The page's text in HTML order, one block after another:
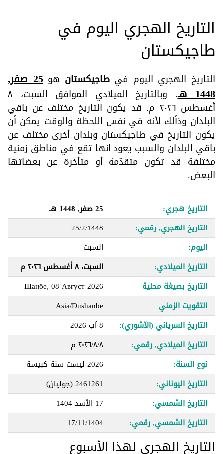
التاريخ الهجري اليوم في
طاجيكستان
التاريخ الهجري اليوم في طاجيكستان هو 25 صفر,
1448 هـ . وبالتاريخ الميلادي الموافق السبت، ٨
أغسطس ٢٠٢٦ م. قد يكون التاريخ مختلف عن باقي
البلدان وذألك لأنه في نفس اللحظة والوقت يمكن أن
يكون التاريخ في طاجيكستان وبلدان أخرى مختلف عن
باقي البلدان والسبب يعود انها تقع في مناطق زمنية
مختلفة قد تكون متقدّمة أو متأخرة عن بعضاتها
البعض.
التاريخ هجري:
25 صفر, 1448 هـ
التاريخ الهجري, رقمي:
25/2/1448
اليوم:
السبت
التاريخ الميلادي:
السبت، ٨ أغسطس ٢٠٢٦ م
التاريخ بصيغة محلية
Шанбе, 08 Август 2026
التقويت الزمني
Asia/Dushanbe
التاريخ السرياني (الآشوري):
8 آب 2026
التاريخ الميلادي, رقمي:
٨‏/٨‏/٢٠٢٦ م
نوع السنة:
2026 ليست سنة كبيسة
التاريخ اليوناني:
2461261 (جوليان)
التاريخ الشمسي:
17 الأسد 1404
التاريخ الشمسي, رقمي:
17/11/1404
التاريخ الهجري لهذا الأسبوع